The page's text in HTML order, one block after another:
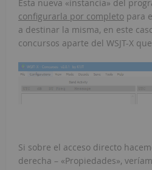
Esta nueva «instancia» del
configurarla por completopara
a destinar la misma, en este
concursos aparte del WSJT-X
Si sobre el acceso directo
derecha – «Propiedades»,